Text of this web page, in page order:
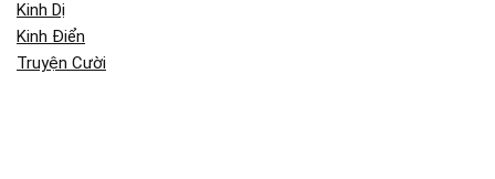
Kinh Dị
Kinh Điển
Truyện Cười